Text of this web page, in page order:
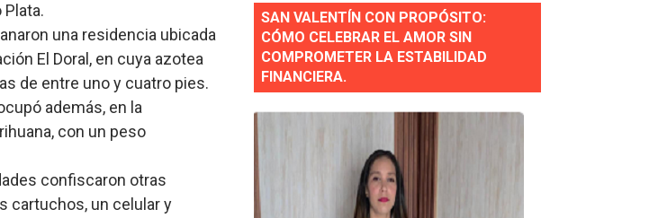
el agua mediante Jornada de Reforestación en Manabao
y 46 millones de mercancías en lo que va de año
en segunda subasta pública del año
una residencia ubicada
El Doral, en cuya azotea
de entre uno y cuatro pies.
además, en la
con un peso
confiscaron otras
cartuchos, un celular y
SAN VALENTÍN CON PROPÓSITO:
CÓMO CELEBRAR EL AMOR SIN
COMPROMETER LA ESTABILIDAD
FINANCIERA.